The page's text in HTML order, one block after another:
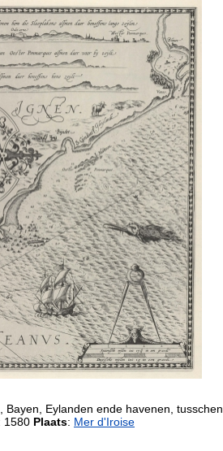
Eylanden ende havenen, tusschen
1580 Plaats: Mer d'Iroise